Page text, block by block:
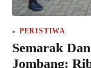
PERISTIWA
Semarak
Jombang: